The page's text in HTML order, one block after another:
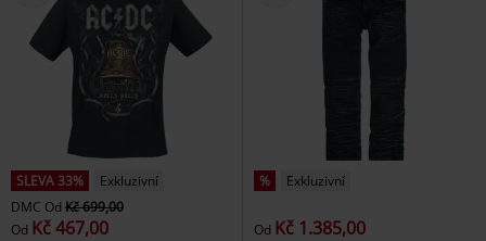
SLEVA 33%
Exkluzivní
DMC Od Kč 699,00
Od Kč 467,00
% Exkluzivní
Od Kč 1.385,00